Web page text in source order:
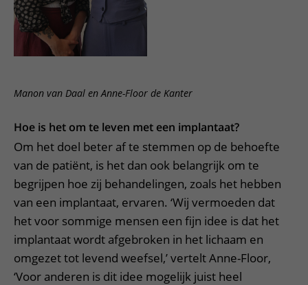
Manon van Daal en Anne-Floor de Kanter
Hoe is het om te leven met een implantaat?
Om het doel beter af te stemmen op de behoefte
van de patiënt, is het dan ook belangrijk om te
begrijpen hoe zij behandelingen, zoals het hebben
van een implantaat, ervaren. ‘Wij vermoeden dat
het voor sommige mensen een fijn idee is dat het
implantaat wordt afgebroken in het lichaam en
omgezet tot levend weefsel,’ vertelt Anne-Floor,
‘Voor anderen is dit idee mogelijk juist heel